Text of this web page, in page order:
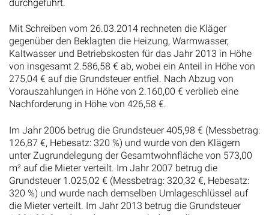
durchgeführt.
Mit Schreiben vom 26.03.2014 rechneten die Kläger
gegenüber den Beklagten die Heizung, Warmwasser,
Kaltwasser und Betriebskosten für das Jahr 2013 in Höhe
von insgesamt 2.586,58 € ab, wobei ein Anteil in Höhe von
275,04 € auf die Grundsteuer entfiel. Nach Abzug von
Vorauszahlungen in Höhe von 2.160,00 € verblieb eine
Nachforderung in Höhe von 426,58 €.
Im Jahr 2006 betrug die Grundsteuer 405,98 € (Messbetrag:
126,87 €, Hebesatz: 320 %) und wurde von den Klägern
unter Zugrundelegung der Gesamtwohnfläche von 573,00
m² auf die Mieter verteilt. Im Jahr 2007 betrug die
Grundsteuer 1.025,02 € (Messbetrag: 320,32 €, Hebesatz:
320 %) und wurde nach demselben Umlageschlüssel auf
die Mieter verteilt. Im Jahr 2013 betrug die Grundsteuer